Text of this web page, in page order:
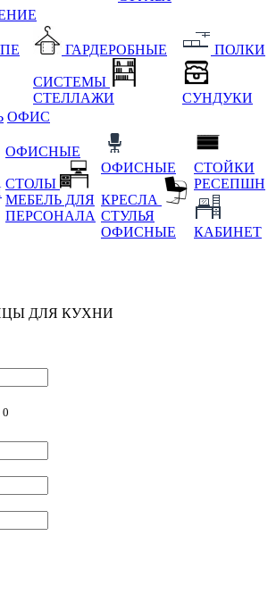
ГАРДЕРОБНЫЕ
СИСТЕМЫ
СТЕЛЛАЖИ
ПОЛКИ
СУНДУКИ
ОФИС
ОФИСНЫЕ
СТОЛЫ
МЕБЕЛЬ ДЛЯ
ПЕРСОНАЛА
ОФИСНЫЕ
КРЕСЛА
СТУЛЬЯ
ОФИСНЫЕ
СТОЙКИ
РЕСЕПШН
КАБИНЕТ
ДЛЯ КУХНИ
0